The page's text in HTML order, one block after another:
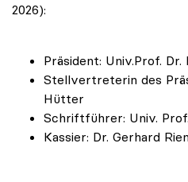
2026):
Präsident: Univ.Prof.
Stellvertreterin des
Hütter
Schriftführer: Univ.
Kassier: Dr. Gerhard